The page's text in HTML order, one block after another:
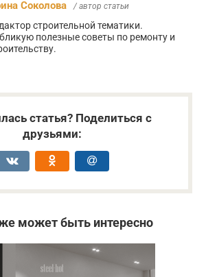
Соколова / автор статьи
строительной тематики.
полезные советы по ремонту и
статья? Поделиться с
друзьями:
может быть интересно